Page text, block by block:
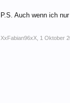
P.S. Auch wenn ich
XxFabian96xX 1 Oktober